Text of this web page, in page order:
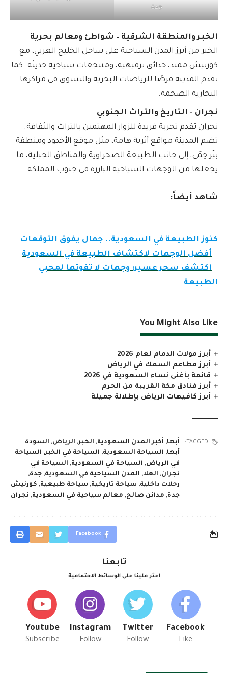
جدة
الخبر والمنطقة الشرقية – شواطئ ومعالم بحرية
الخبر من أبرز المدن السياحية على ساحل الخليج العربي، مع
كورنيش ممتد، حدائق ترفيهية، ومنتجعات سياحية حديثة. كما
تقدم المدينة فرصًا للرياضات البحرية والتسوق في مراكزها
التجارية الضخمة.
نجران – التاريخ والتراث الجنوبي
نجران تقدم تجربة فريدة للزوار المهتمين بالتراث والثقافة.
تضم المدينة مواقع أثرية هامة، مثل موقع الأخدود ومنطقة
بيّر حِمَى، إلى جانب الطبيعة الصحراوية والمناطق الجبلية، ما
يجعلها من الوجهات السياحية البارزة في جنوب المملكة.
شاهد أيضاً:
كنوز الطبيعة في السعودية.. جمال يفوق التوقعات
أفضل الوجهات لاكتشاف الطبيعة في السعودية
اكتشف سحر عسير: وجهات لا تفوتها لمحبي
الطبيعة
You Might Also Like
أبرز مولات الدمام لعام 2026
أبرز مطاعم السمك في الرياض
قائمة بأغنى نساء السعودية في 2026
أبرز فنادق مكة القريبة من الحرم
أبرز كافيهات الرياض بإطلالة جميلة
TAGGED: أبها, أكبر المدن السعودية, الخبر, الرياض, السودة
أبها, السياحة السعودية, السياحة في الخبر, السياحة
في الرياض, السياحة في السعودية, السياحة في
نجران, العلا, المدن السياحية في السعودية, جدة,
رحلات داخلية, سياحة تاريخية, سياحة طبيعية, كورنيش
جدة, مدائن صالح, معالم سياحية في السعودية, نجران
Facebook
تابعنا
اعثر علينا على الوسائط الاجتماعية
Facebook
Like
Twitter
Follow
Instagram
Follow
Youtube
Subscribe